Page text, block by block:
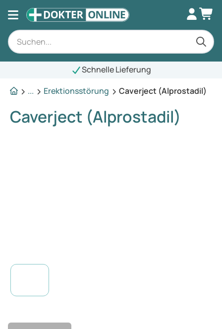
Schnelle Lieferung
...
Erektionsstörung Caverject (Alprostadil)
Caverject (Alprostadil)